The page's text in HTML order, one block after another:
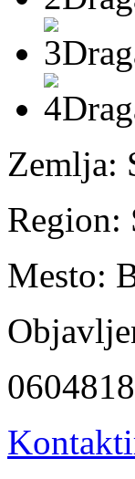
Zemlja:
Region:
Mesto: